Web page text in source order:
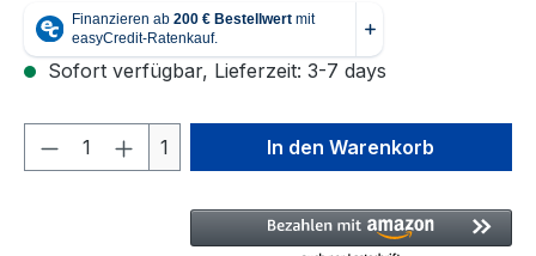
Sofort verfügbar, Lieferzeit: 3-7 days
Produkt Anzahl: Gib den
1 In den Warenkorb